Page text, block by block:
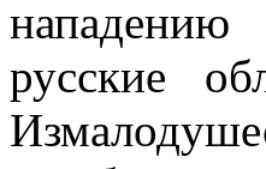
нападению
русские